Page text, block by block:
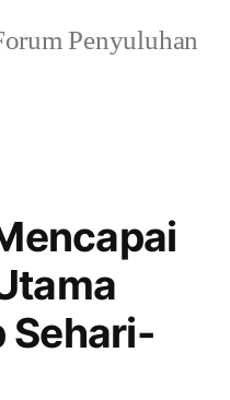
Penyuluhan
Sehari-